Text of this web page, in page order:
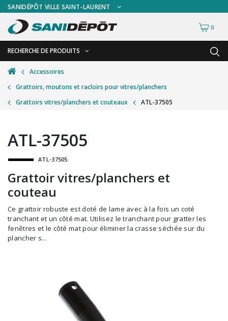
SANIDÉPÔT VILLE SAINT-LAURENT
0
RECHERCHE DE PRODUITS
RETOUR
Accessoires de sécurité
Accessoires hivernales
Accessoires pour salles de bain
Alimentaire
Autres accessoires
Bouteilles et vaporisateurs
Brosses et manches
Distributrices et supports
Grattoirs, moutons et racloirs pour vitres/planchers
RETOUR
Gants
Masques chirurgicaux & visières
Signalisations
Test de diagnostic
Thermomètre
Accessoires
Grattoirs, moutons et racloirs pour vitres/planchers
Grattoirs vitres/planchers et couteaux
ATL-37505
ATL-37505
ATL-37505
Grattoir vitres/planchers et
couteau
Ce grattoir robuste est doté de lame avec à la fois un coté
tranchant et un côté mat. Utilisez le tranchant pour gratter les
fenêtres et le côté mat pour éliminer la crasse séchée sur du
plancher s...